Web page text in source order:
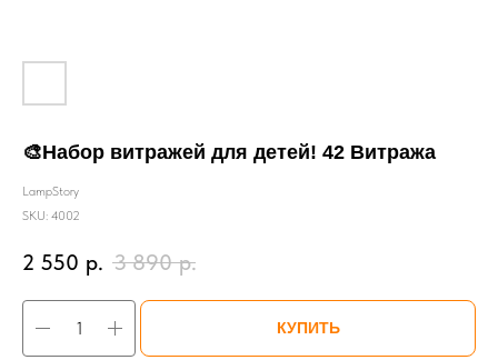
🎨Набор витражей для детей! 42 Витража
LampStory
SKU: 4002
2 550 р. 3 890 р.
КУПИТЬ